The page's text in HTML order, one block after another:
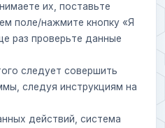
их, поставьте
поле/нажмите кнопку «Я
раз проверьте данные
следует совершить
следуя инструкциям на
действий, система